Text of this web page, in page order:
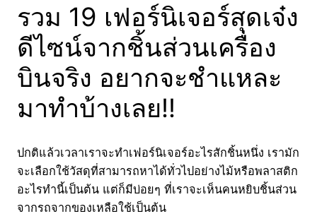
รวม 19 เฟอร์นิเจอร์สุดเจ๋ง
ดีไซน์จากชิ้นส่วนเครื่อง
บินจริง อยากจะชำแหละ
มาทำบ้างเลย!!
ปกติแล้วเวลาเราจะทำเฟอร์นิเจอร์อะไรสักชิ้นหนึ่ง เรามัก
จะเลือกใช้วัสดุที่สามารถหาได้ทั่วไปอย่างไม้หรือพลาสติก
อะไรทำนี้เป็นต้น แต่ก็มีบ่อยๆ ที่เราจะเห็นคนหยิบชิ้นส่วน
จากรถจากของเหลือใช้เป็นต้น